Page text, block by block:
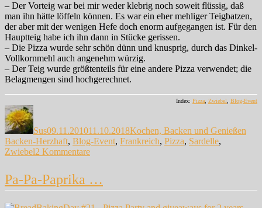
– Der Vorteig war bei mir weder klebrig noch soweit flüssig, daß
man ihn hätte löffeln können. Es war ein eher mehliger Teigbatzen,
der aber mit der wenigen Hefe doch enorm aufgegangen ist. Für den
Hauptteig habe ich ihn dann in Stücke gerissen.
– Die Pizza wurde sehr schön dünn und knusprig, durch das Dinkel-
Vollkornmehl auch angenehm würzig.
– Der Teig wurde größtenteils für eine andere Pizza verwendet; die
Belagmengen sind hochgerechnet.
Index: Pizza, Zwiebel, Blog-Event
Autor
Sus09.11.201011.10.2018Kochen, Backen und Genießen
Backen-Herzhaft, Blog-Event, Frankreich, Pizza, Sardelle,
Zwiebel2 Kommentarezu
Pizza
Pa-Pa-Paprika …